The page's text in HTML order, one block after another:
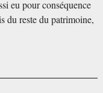
eu pour conséquence
du reste du patrimoine,